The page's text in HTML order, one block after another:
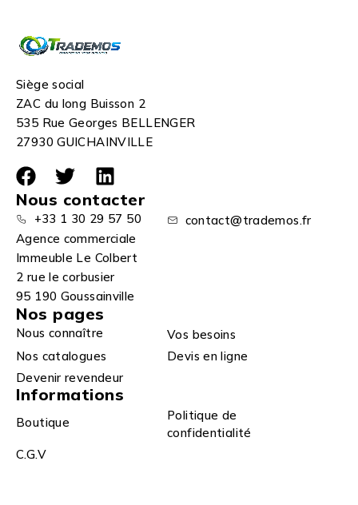
Siège social
ZAC du long Buisson 2
535 Rue Georges BELLENGER
27930 GUICHAINVILLE
Nous contacter
+33 1 30 29 57 50
contact@trademos.fr
Agence commerciale
Immeuble Le Colbert
2 rue le corbusier
95 190 Goussainville
Nos pages
Nous connaître
Vos besoins
Nos catalogues
Devis en ligne
Devenir revendeur
Informations
Boutique
Politique de
confidentialité
C.G.V